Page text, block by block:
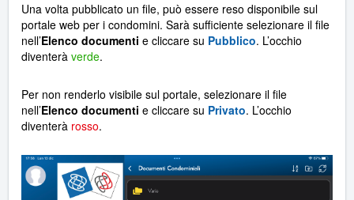
Una volta pubblicato un file, può essere reso disponibile sul
portale web per i condomini. Sarà sufficiente selezionare il file
nell’Elenco documenti e cliccare su Pubblico. L’occhio
diventerà verde.
Per non renderlo visibile sul portale, selezionare il file
nell’Elenco documenti e cliccare su Privato. L’occhio
diventerà rosso.